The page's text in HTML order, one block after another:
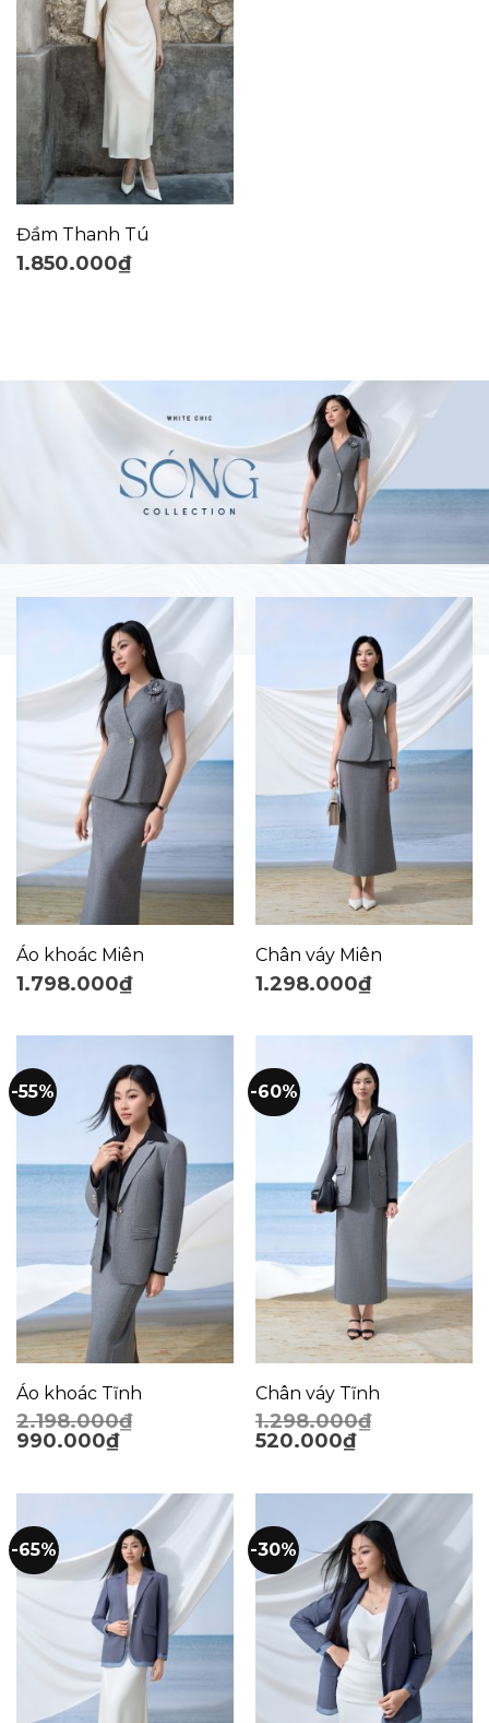
Đầm Thanh Tú
1.850.000₫
Áo khoác Miên
1.798.000₫
Chân váy Miên
1.298.000₫
-55%
Áo khoác Tĩnh
2.198.000₫
990.000₫
-60%
Chân váy Tĩnh
1.298.000₫
520.000₫
-65% -30%